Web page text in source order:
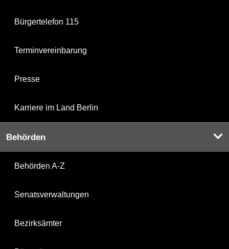
Bürgertelefon 115
Terminvereinbarung
Presse
Karriere im Land Berlin
Behörden
Behörden A-Z
Senatsverwaltungen
Bezirksämter